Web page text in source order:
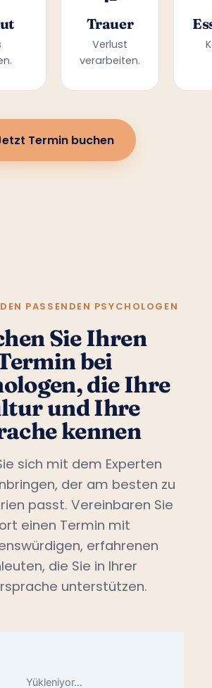
Trauer
Verlust
verarbeiten.
Termin buchen
PASSENDEN PSYCHOLOGEN
Sie Ihren
bei
die Ihre
und Ihre
kennen
sich mit dem Experten
der am besten zu
passt. Vereinbaren Sie
einen Termin mit
erfahrenen
die Sie in Ihrer
unterstützen.